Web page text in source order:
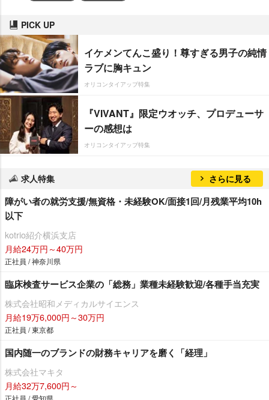
PICK UP
イケメンてんこ盛り！尊すぎる男子の純情
ラブに胸キュン
オリコンタイアップ特集
『VIVANT』限定ウオッチ、プロデューサ
ーの感想は
オリコンタイアップ特集
求人特集 さらに見る
障がい者の就労支援/無資格・未経験OK/面接1回/月残業平均10h
以下
kotrio紹介横浜支店
月給24万円～40万円
正社員 / 神奈川県
臨床検査サービス企業の「総務」業種未経験歓迎/各種手当充実
株式会社昭和メディカルサイエンス
月給19万6,000円～30万円
正社員 / 東京都
国内随一のブランドの財務キャリアを磨く「経理」
株式会社マキタ
月給32万7,600円～
正社員 / 愛知県